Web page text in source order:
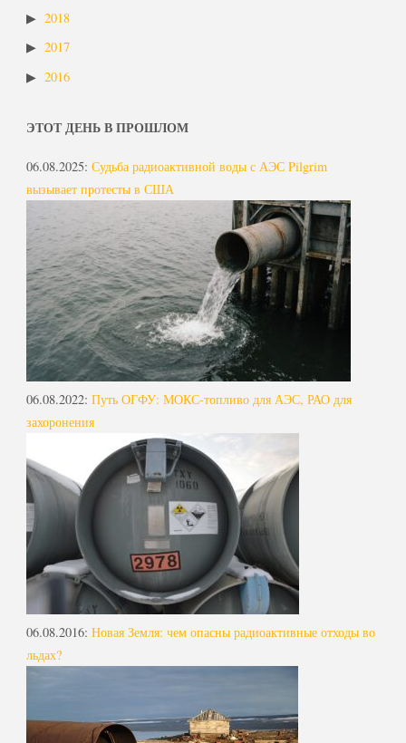
2018
2017
2016
ЭТОТ ДЕНЬ В ПРОШЛОМ
06.08.2025: Судьба радиоактивной воды с АЭС Pilgrim
вызывает протесты в США
06.08.2022: Путь ОГФУ: МОКС-топливо для АЭС, РАО для
захоронения
06.08.2016: Новая Земля: чем опасны радиоактивные отходы во
льдах?